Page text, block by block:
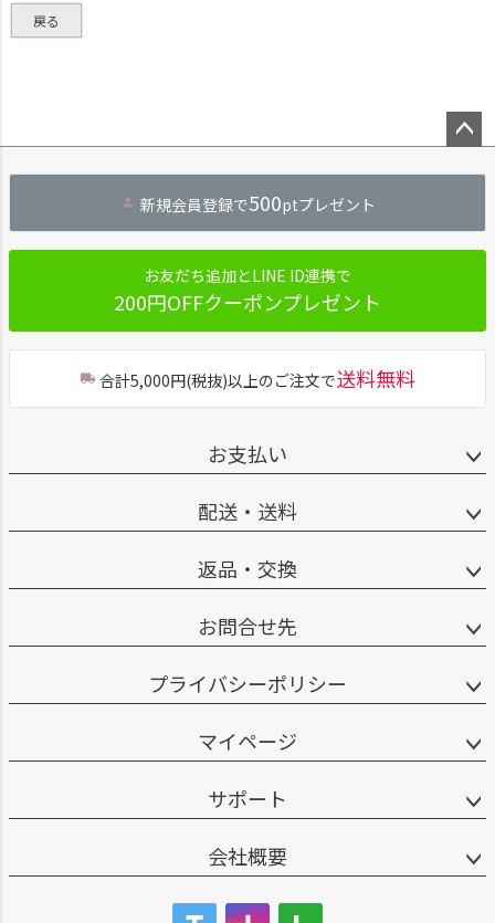
戻る
ジト
へ
新規会員登録で500ptプレゼント
お友だち追加とLINE ID連携で
200円OFFクーポンプレゼント
合計5,000円(税抜)以上のご注文で送料無料
お支払い
配送・送料
返品・交換
お問合せ先
プライバシーポリシー
マイページ
サポート
会社概要